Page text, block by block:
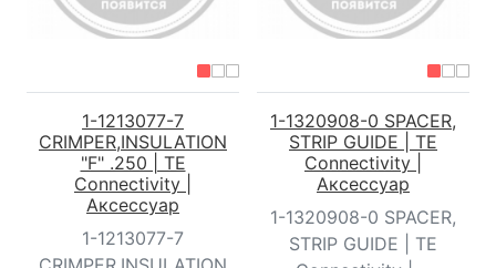
1-1213077-7
CRIMPER,INSULATION
"F" .250 | TE
Connectivity |
Аксессуар
1-1213077-7
1-1320908-0 SPACER,
STRIP GUIDE | TE
Connectivity |
Аксессуар
1-1320908-0 SPACER,
STRIP GUIDE | TE